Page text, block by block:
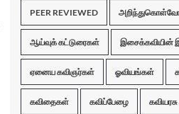
PEER REVIEWED
ஆய்வுக் கட்டுரைகள் இசைக்கவியின்
ஏனைய கவிஞர்கள் ஓவியங்கள்
கவிதைகள் கவிப்பேழை